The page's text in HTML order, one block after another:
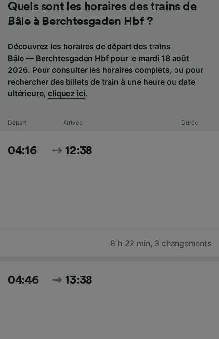
Quels sont les horaires des trains de
Bâle à Berchtesgaden Hbf ?
Découvrez les horaires de départ des trains
Bâle — Berchtesgaden Hbf pour le mardi 18 août
2026. Pour consulter les horaires complets, ou pour
rechercher des billets de train à une heure ou date
ultérieure, cliquez ici.
Départ Arrivée Durée
04:16 12:38
8 h 22 min, 3 changements
04:46 13:38